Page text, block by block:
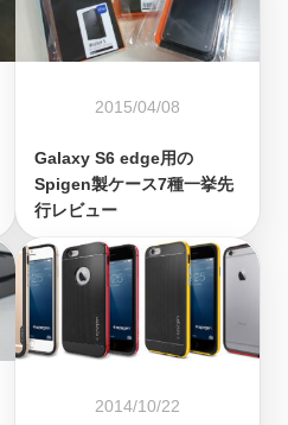
2015/04/08
Galaxy S6 edge用の
Spigen製ケース7種一挙先
行レビュー
2014/10/22